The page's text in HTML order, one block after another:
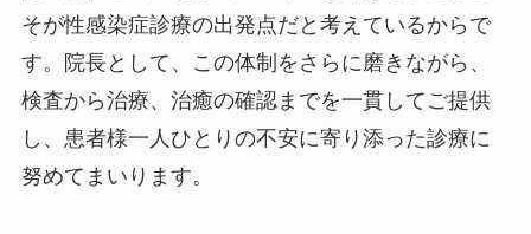
そが性感染症診療の出発点だと考えているからで
す。院長として、この体制をさらに磨きながら、
検査から治療、治癒の確認までを一貫してご提供
し、患者様一人ひとりの不安に寄り添った診療に
努めてまいります。